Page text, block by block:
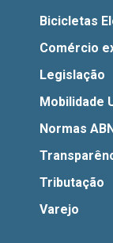
Bicicletas
Comércio
Legislação
Mobilidade
Normas
Tributação
Varejo